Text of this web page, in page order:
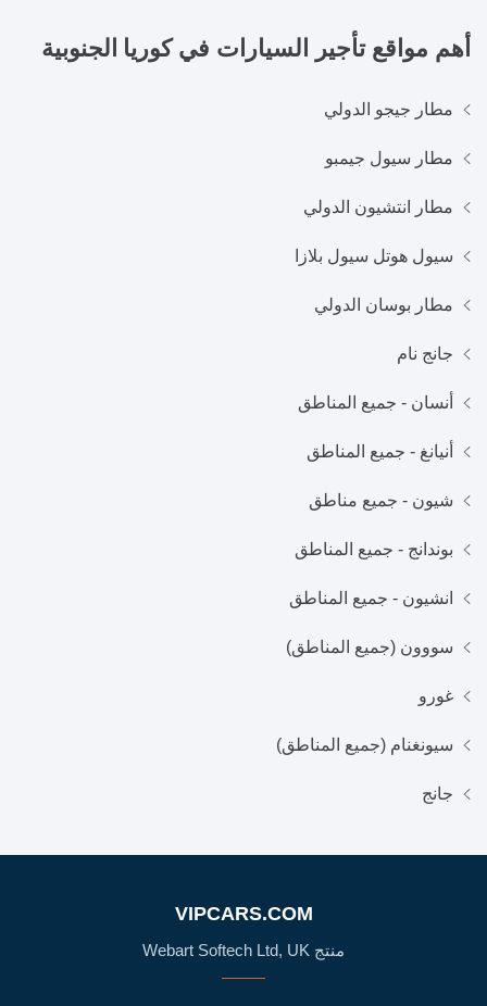
أهم مواقع تأجير السيارات فيكوريا الجنوبية
مطار جيجو الدولي
مطار سيول جيمبو
مطار انتشيون الدولي
سيول هوتل سيول بلازا
مطار بوسان الدولي
جانج نام
أنسان - جميع المناطق
أنيانغ - جميع المناطق
شيون - جميع مناطق
بوندانج - جميع المناطق
انشيون - جميع المناطق
سووون (جميع المناطق)
غورو
سيونغنام (جميع المناطق)
جانج
VIPCARS.COM
منتج Webart Softech Ltd, UK